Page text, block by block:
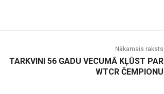
Nākamais raksts
TARKVINI 56 GADU VECUMĀ KĻŪST PAR
WTCR ČEMPIONU